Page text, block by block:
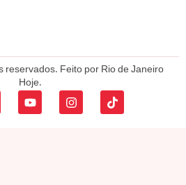
reservados. Feito por Rio de Janeiro
Hoje.